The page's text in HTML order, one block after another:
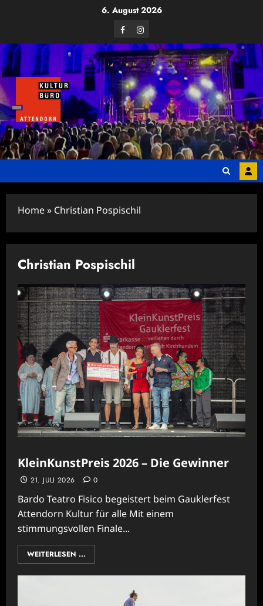
6. August 2026
FacebookInstagram
Home» Christian Pospischil
Christian Pospischil
KleinKunstPreis 2026 – Die Gewinner
21. JULI 2026 0
Bardo Teatro Fisico begeistert beim Gauklerfest
Attendorn Kultur für alle Mit einem
stimmungsvollen Finale...
WEITERLESEN ...